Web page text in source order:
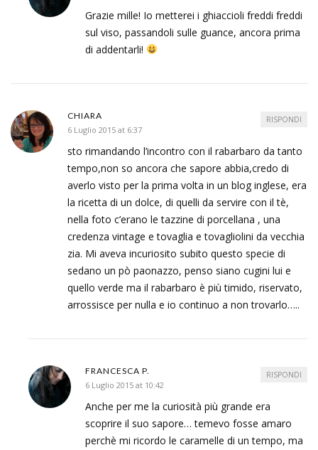
Grazie mille! Io metterei i ghiaccioli freddi freddi
sul viso, passandoli sulle guance, ancora prima
di addentarli!
CHIARA
6 Luglio 2015 at 6:37
sto rimandando l’incontro con il rabarbaro da tanto
tempo,non so ancora che sapore abbia,credo di
averlo visto per la prima volta in un blog inglese, era
la ricetta di un dolce, di quelli da servire con il tè,
nella foto c’erano le tazzine di porcellana , una
credenza vintage e tovaglia e tovagliolini da vecchia
zia. Mi aveva incuriosito subito questo specie di
sedano un pò paonazzo, penso siano cugini lui e
quello verde ma il rabarbaro è più timido, riservato,
arrossisce per nulla e io continuo a non trovarlo…..
RISPONDI
FRANCESCA P.
6 Luglio 2015 at 10:42
Anche per me la curiosità più grande era
scoprire il suo sapore… temevo fosse amaro
perchè mi ricordo le caramelle di un tempo, ma
RISPONDI